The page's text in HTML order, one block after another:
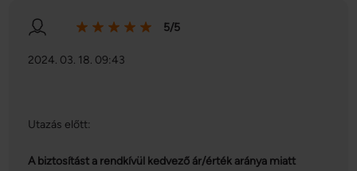
5/5
2024. 03. 18. 09:43
Utazás előtt:
A biztosítást a rendkívül kedvező ár/érték aránya miatt